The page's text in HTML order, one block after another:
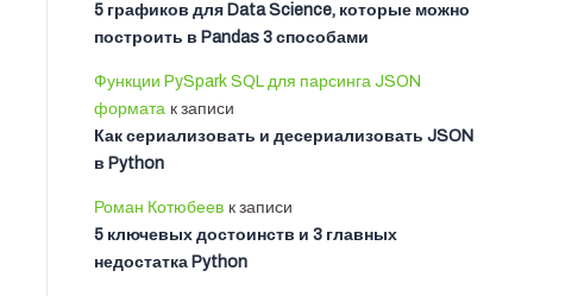
5 графиков для Data Science, которые можно
построить в Pandas 3 способами
Функции PySpark SQL для парсинга JSON
формата к записи
Как сериализовать и десериализовать JSON
в Python
Роман Котюбеев к записи
5 ключевых достоинств и 3 главных
недостатка Python